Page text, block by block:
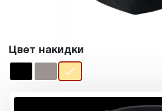
Цвет накидки